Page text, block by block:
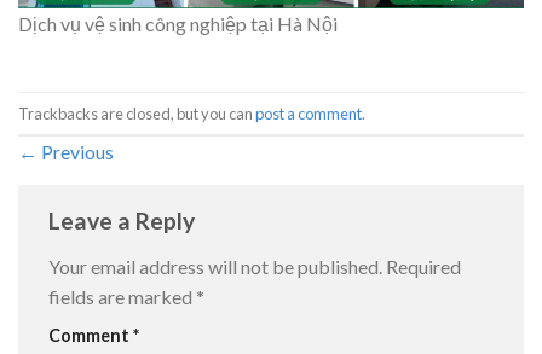
Dịch vụ vệ sinh công nghiệp tại Hà Nội
Trackbacks are closed, but you canpost a comment.
← Previous
Leave a Reply
Your email address will not be published. Required
fields are marked *
Comment *